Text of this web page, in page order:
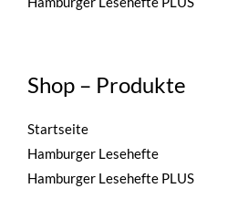
Shop – Produkte
Startseite
Hamburger Lesehefte
Hamburger Lesehefte PLUS